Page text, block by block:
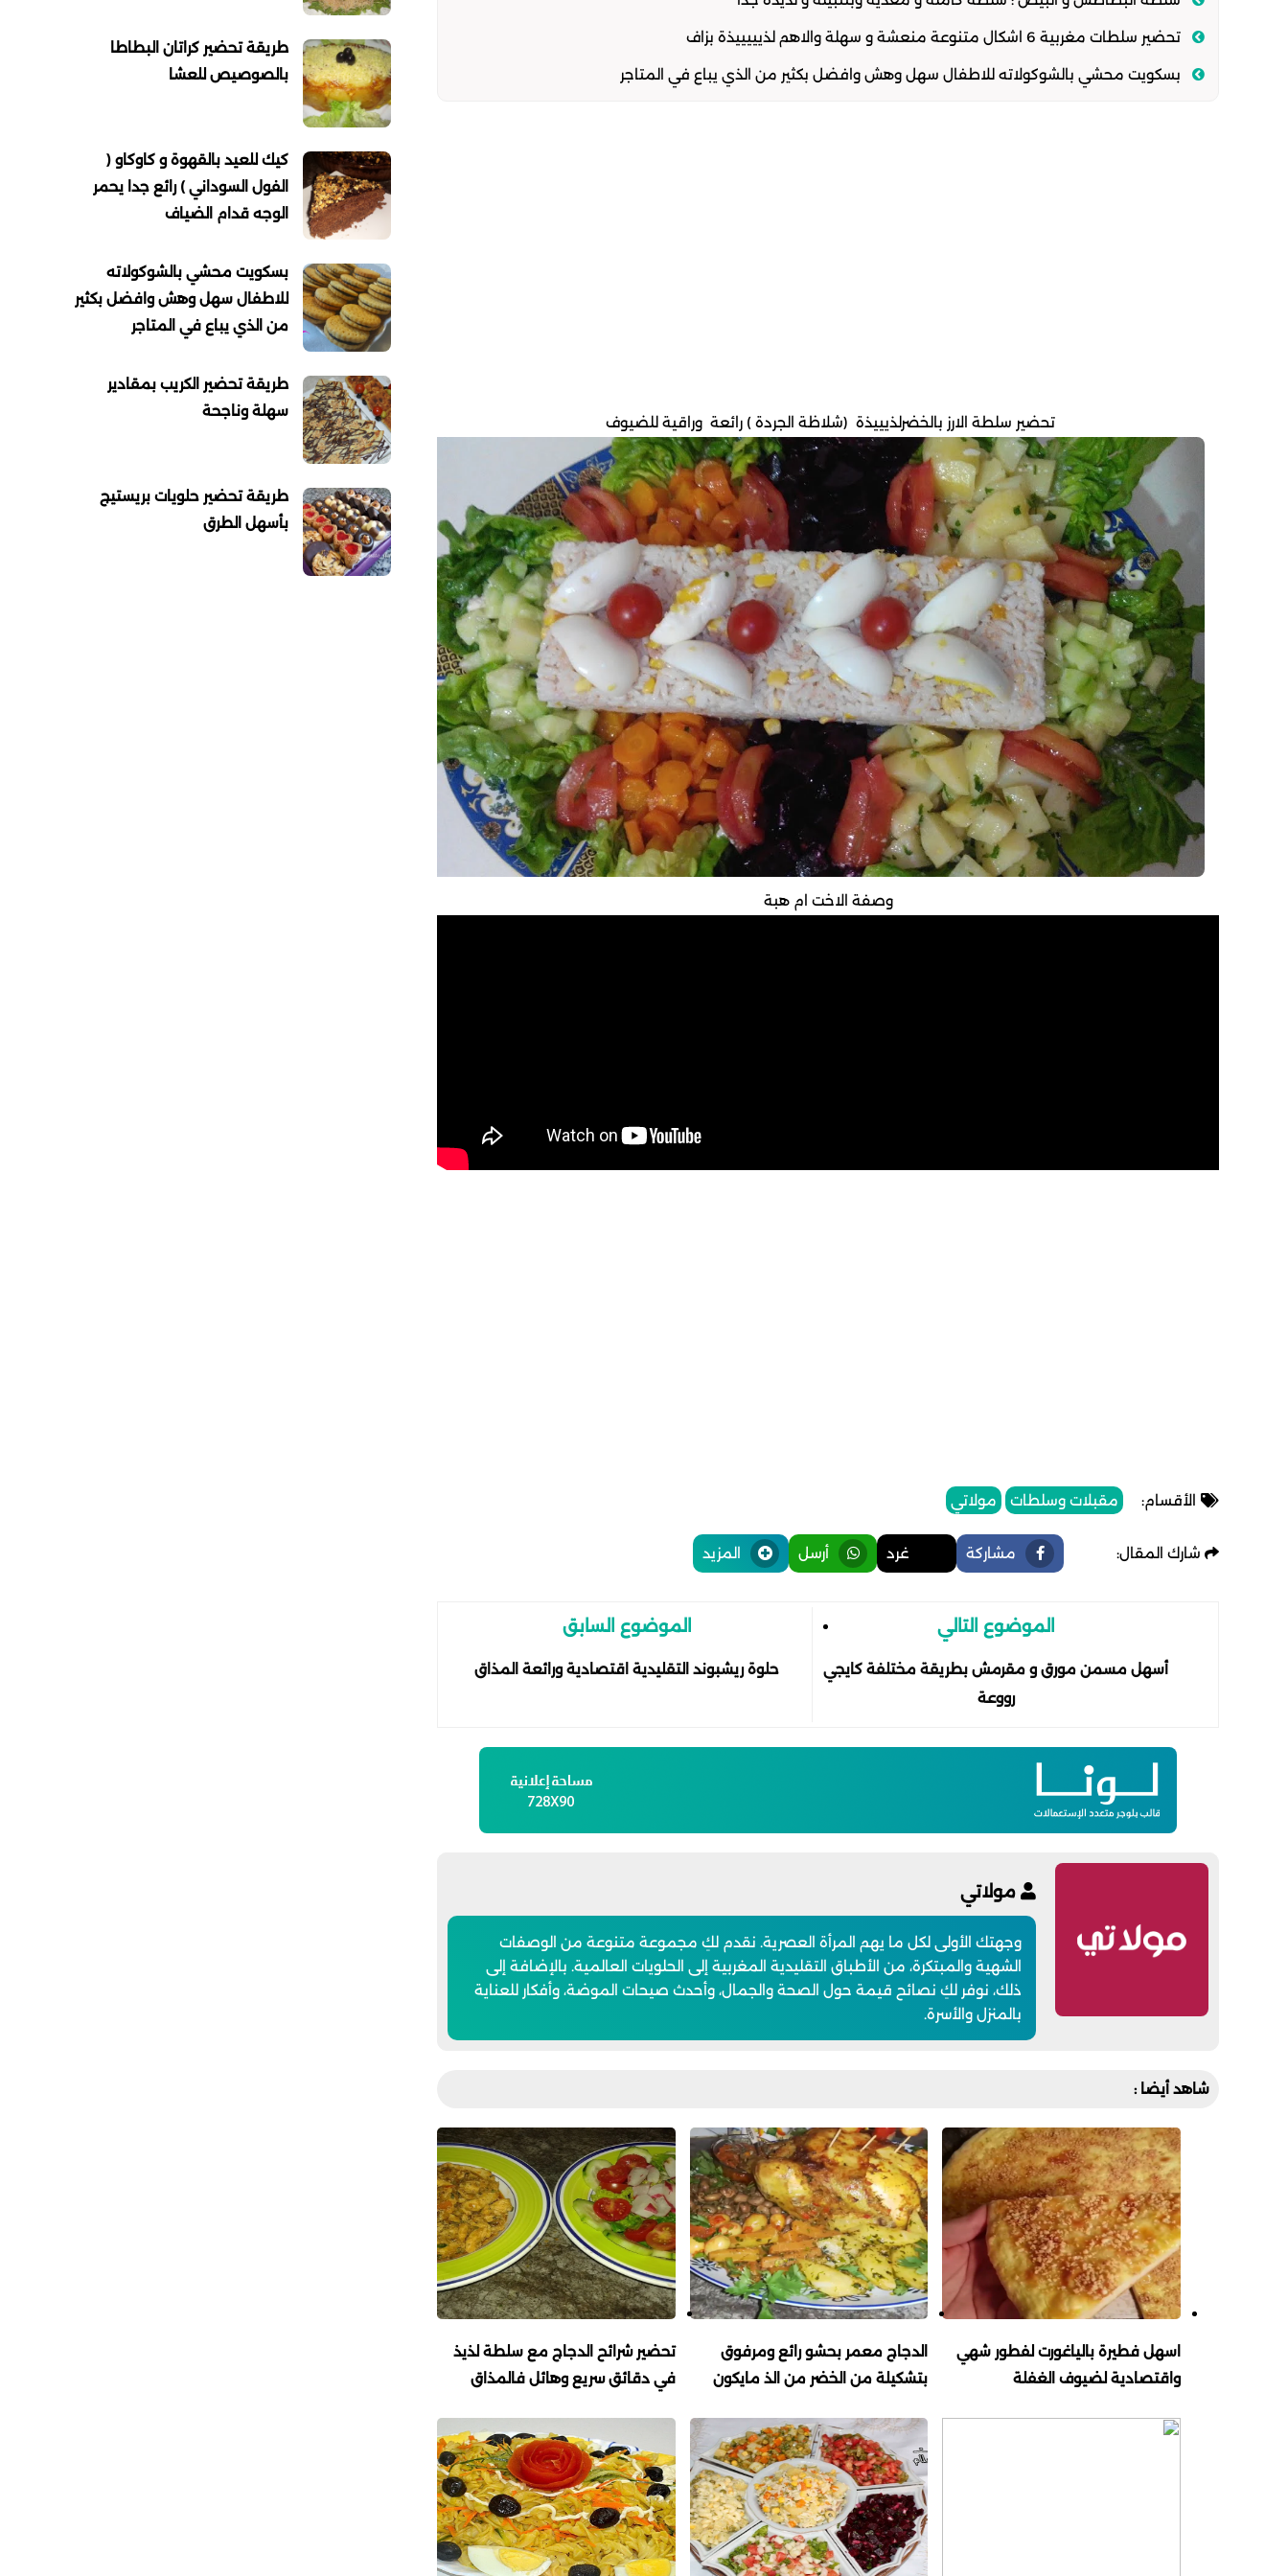
تحضير سلطات مغربية 6 اشكال متنوعة منعشة و سهلة والاهم لذيييييذة بزاف
بسكويت محشي بالشوكولاته للاطفال سهل وهش وافضل بكثير من الذي يباع في المتاجر
تحضير سلطة الارز بالخضرلذيييذة (شلاظة الجردة ) رائعة وراقية للضيوف
وصفة الاخت ام هبة
الأقسام: مقبلات وسلطات مولاتي
شارك المقال: مشاركة غرد أرسل المزيد
الموضوع التالي
أسهل مسمن مورق و مقرمش بطريقة مختلفة كايجي
رووعة
الموضوع السابق
حلوة ريشبوند التقليدية اقتصادية ورائعة المذاق
مولاتي
وجهتك الأولى لكل ما يهم المرأة العصرية. نقدم لكِ مجموعة متنوعة من الوصفات
الشهية والمبتكرة، من الأطباق التقليدية المغربية إلى الحلويات العالمية. بالإضافة إلى
ذلك، نوفر لكِ نصائح قيمة حول الصحة والجمال، وأحدث صيحات الموضة، وأفكار للعناية
بالمنزل والأسرة.
شاهد أيضا :
اسهل فطيرة بالياغورت لفطور شهي
واقتصادية لضيوف الغفلة
الدجاج معمر بحشو رائع ومرفوق
بتشكيلة من الخضر من الذ مايكون
تحضير شرائح الدجاج مع سلطة لذيذ
في دقائق سريع وهائل فالمذاق
طريقة تحضير كراتان البطاطا
بالصوصيص للعشا
كيك للعيد بالقهوة و كاوكاو (
الفول السوداني ) رائع جدا يحمر
الوجه قدام الضياف
بسكويت محشي بالشوكولاته
للاطفال سهل وهش وافضل بكثير
من الذي يباع في المتاجر
طريقة تحضير الكريب بمقادير
سهلة وناجحة
طريقة تحضير حلويات بريستيج
بأسهل الطرق